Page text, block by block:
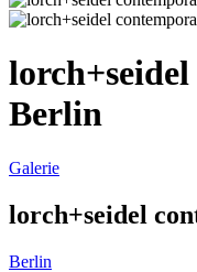
Berlin
Galerie
lorch+seidel
Berlin